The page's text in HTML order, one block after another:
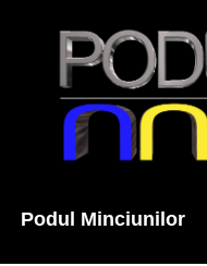
Podul Minciunilor